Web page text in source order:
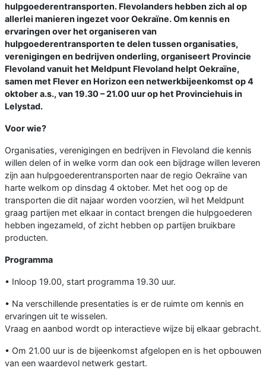
hulpgoederentransporten. Flevolanders hebben zich al op
allerlei manieren ingezet voor Oekraïne. Om kennis en
ervaringen over het organiseren van
hulpgoederentransporten te delen tussen organisaties,
verenigingen en bedrijven onderling, organiseert Provincie
Flevoland vanuit het Meldpunt Flevoland helpt Oekraïne,
samen met Flever en Horizon een netwerkbijeenkomst op 4
oktober a.s., van 19.30 – 21.00 uur op het Provinciehuis in
Lelystad.
Voor wie?
Organisaties, verenigingen en bedrijven in Flevoland die kennis
willen delen of in welke vorm dan ook een bijdrage willen leveren
zijn aan hulpgoederentransporten naar de regio Oekraïne van
harte welkom op dinsdag 4 oktober. Met het oog op de
transporten die dit najaar worden voorzien, wil het Meldpunt
graag partijen met elkaar in contact brengen die hulpgoederen
hebben ingezameld, of zicht hebben op partijen bruikbare
producten.
Programma
• Inloop 19.00, start programma 19.30 uur.
• Na verschillende presentaties is er de ruimte om kennis en
ervaringen uit te wisselen.
Vraag en aanbod wordt op interactieve wijze bij elkaar gebracht.
• Om 21.00 uur is de bijeenkomst afgelopen en is het opbouwen
van een waardevol netwerk gestart.